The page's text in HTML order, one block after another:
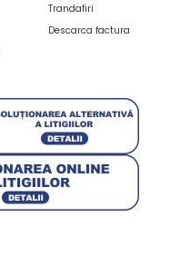
Trandafiri
Descarca factura